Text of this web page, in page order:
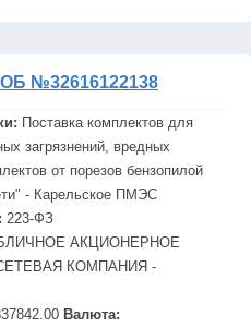
№32616122138
Поставка комплектов для
загрязнений, вредных
от порезов бензопилой
- Карельское ПМЭС
223-ФЗ
АКЦИОНЕРНОЕ
КОМПАНИЯ -
Валюта: